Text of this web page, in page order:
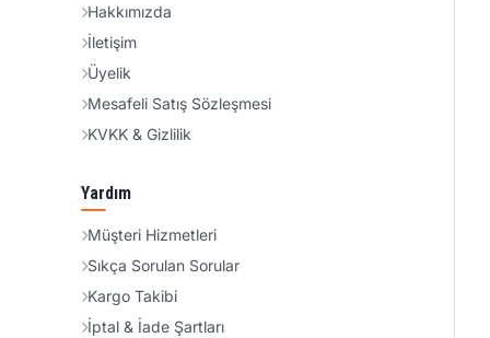
Hakkımızda
İletişim
Üyelik
Mesafeli Satış Sözleşmesi
KVKK & Gizlilik
Yardım
Müşteri Hizmetleri
Sıkça Sorulan Sorular
Kargo Takibi
İptal & İade Şartları